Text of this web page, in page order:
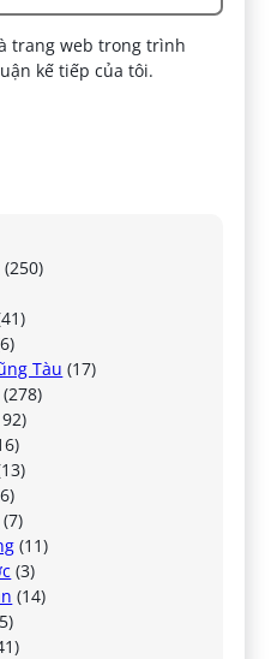
trang web trong trình
kế tiếp của tôi.
(250)
Tàu (17)
(278)
(7)
(11)
(3)
(14)